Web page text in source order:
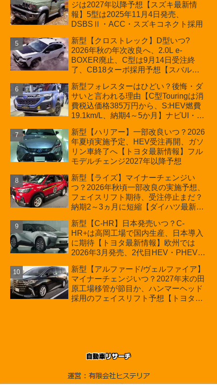
車「ZC33S Final Edition」終了
ジは2027年以降予想【スズキ最新情
報】5型は2025年11月4日発売、
DSBSⅡ・ACC・スズキコネクト採用
新型【クロストレック】D型いつ?
2026年秋の年次改良へ、2.0L e-
BOXER廃止、C型は9月14日受注終
了、CB18ターボ採用予想【スバル最
新型フォレスターはひどい？後悔・ダ
サいと言われる理由【C型Touringは消
費税込価格385万円から、S:HEV燃費
19.1km/L、納期4～5か月】ナビUI・冬
カーオブザイヤーとJNCAP大賞受賞後
も残る注意点
新型【ハリアー】一部改良いつ？2026
年夏頃実施予定、HEV受注再開、ガソ
リン車終了へ【トヨタ最新情報】フル
モデルチェンジ2027年以降予想
新型【ライズ】マイナーチェンジい
つ？2026年秋頃一部改良の実施予想、
フェイスリフト期待、受注停止まだ？
納期2～3ヵ月に短縮【ダイハツ最新情
180.07～244.2万円、値上げ約8～10万
円、法規対応、ハイブリッド4WD追加
まだ、フルモデルチェンジはトヨタが
介入か
新型【C-HR】日本発売いつ？C-
HR+は高岡工場で国内生産、日本導入
に期待【トヨタ最新情報】欧州では
2026年3月発売、2代目HEV・PHEVは
新型【アルファード/ヴェルファイア】
マイナーチェンジいつ？2027年末の田
原工場移管が節目か、ハンマーヘッド
採用のフェイスリフト予想【トヨタ最